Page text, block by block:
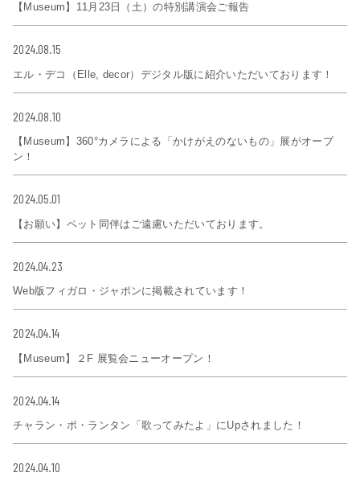
【Museum】11月23日（土）の特別講演会ご報告
2024.08.15
エル・デコ（Elle, decor）デジタル版に紹介いただいております！
2024.08.10
【Museum】360°カメラによる「かけがえのないもの」展がオープ
ン！
2024.05.01
【お願い】ペット同伴はご遠慮いただいております。
2024.04.23
Web版フィガロ・ジャポンに掲載されています！
2024.04.14
【Museum】２F 展覧会ニューオープン！
2024.04.14
チャラン・ポ・ランタン「歌ってみたよ」にUpされました！
2024.04.10